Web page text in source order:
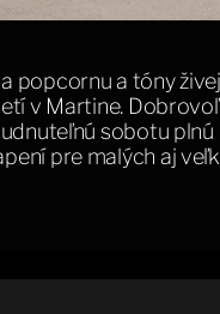
popcornu a tóny
v Martine.
sobotu plnú
pre malých aj